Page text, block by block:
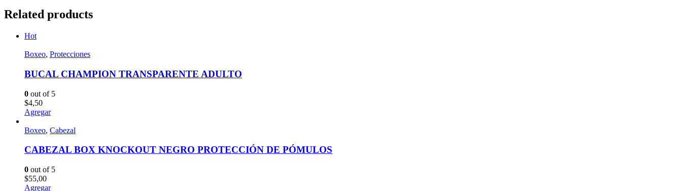
Related products
Hot
Boxeo, Protecciones
BUCAL CHAMPION TRANSPARENTE ADULTO
0 out of 5
$4,50
Agregar
Boxeo, Cabezal
CABEZAL BOX KNOCKOUT NEGRO PROTECCIÓN DE PÓMULOS
0 out of 5
$55,00
Agregar